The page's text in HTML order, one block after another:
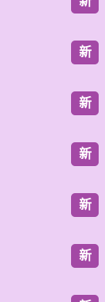
新
新
新
新
新